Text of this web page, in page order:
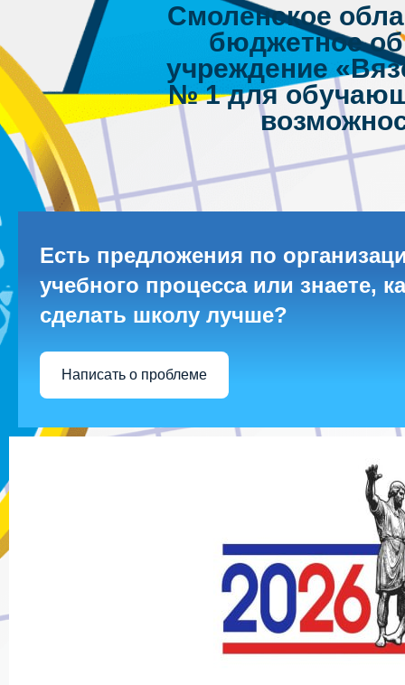
Смоленское
бюджетное
учреждение
№ 1 для
Есть предложения по
учебного процесса или знаете,
сделать школу лучше?
Написать о проблеме